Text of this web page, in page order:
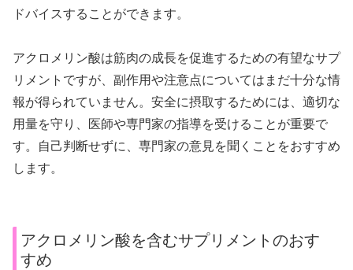
ドバイスすることができます。
アクロメリン酸は筋肉の成長を促進するための有望なサプ
リメントですが、副作用や注意点についてはまだ十分な情
報が得られていません。安全に摂取するためには、適切な
用量を守り、医師や専門家の指導を受けることが重要で
す。自己判断せずに、専門家の意見を聞くことをおすすめ
します。
アクロメリン酸を含むサプリメントのおす
すめ